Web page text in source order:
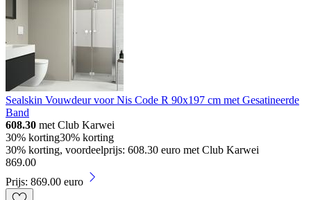
Sealskin Vouwdeur voor Nis Code R 90x197 cm met Gesatineerde
Band
608.30 met Club Karwei
30% korting30% korting
30% korting, voordeelprijs: 608.30 euro met Club Karwei
869.00
Prijs: 869.00 euro